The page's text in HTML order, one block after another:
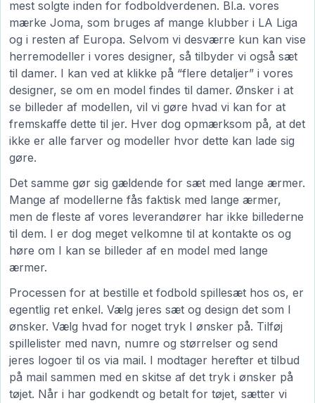
mest solgte inden for fodboldverdenen. Bl.a. vores
mærke Joma, som bruges af mange klubber i LA Liga
og i resten af Europa. Selvom vi desværre kun kan vise
herremodeller i vores designer, så tilbyder vi også sæt
til damer. I kan ved at klikke på “flere detaljer” i vores
designer, se om en model findes til damer. Ønsker i at
se billeder af modellen, vil vi gøre hvad vi kan for at
fremskaffe dette til jer. Hver dog opmærksom på, at det
ikke er alle farver og modeller hvor dette kan lade sig
gøre.
Det samme gør sig gældende for sæt med lange ærmer.
Mange af modellerne fås faktisk med lange ærmer,
men de fleste af vores leverandører har ikke billederne
til dem. I er dog meget velkomne til at kontakte os og
høre om I kan se billeder af en model med lange
ærmer.
Processen for at bestille et fodbold spillesæt hos os, er
egentlig ret enkel. Vælg jeres sæt og design det som I
ønsker. Vælg hvad for noget tryk I ønsker på. Tilføj
spillelister med navn, numre og størrelser og send
jeres logoer til os via mail. I modtager herefter et tilbud
på mail sammen med en skitse af det tryk i ønsker på
tøjet. Når i har godkendt og betalt for tøjet, sætter vi